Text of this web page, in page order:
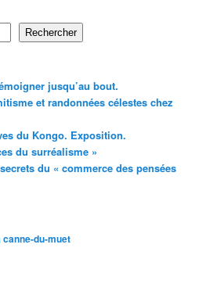
Rechercher
jusqu’au bout.
et randonnées célestes chez
du Kongo. Exposition.
du surréalisme »
du « commerce des pensées
canne-du-muet